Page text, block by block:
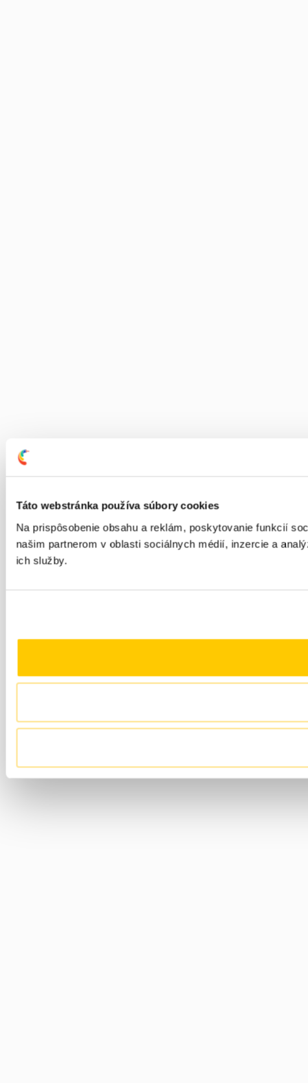
Táto webstránka používa súbory cookies
Na prispôsobenie obsahu a reklám, poskytovanie funkcií
našim partnerom v oblasti sociálnych médií, inzercie a
ich služby.